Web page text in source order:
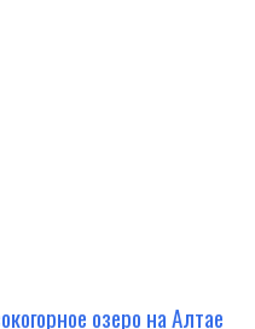
озеро на Алтае